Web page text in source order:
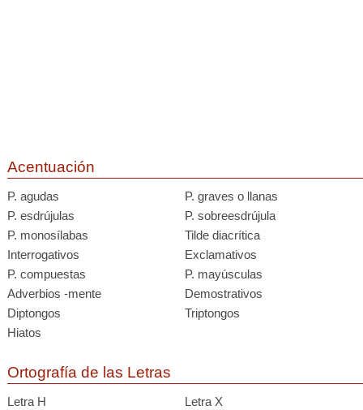
Acentuación
P. agudas
P. graves o llanas
P. esdrújulas
P. sobreesdrújula
P. monosílabas
Tilde diacrítica
Interrogativos
Exclamativos
P. compuestas
P. mayúsculas
Adverbios -mente
Demostrativos
Diptongos
Triptongos
Hiatos
Ortografía de las Letras
Letra H
Letra X